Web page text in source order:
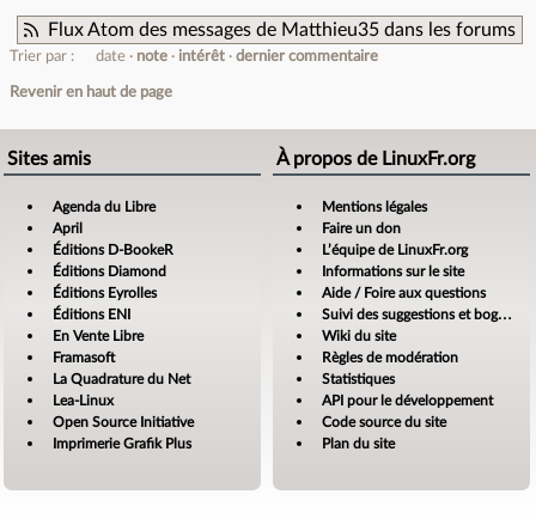
Flux Atom des messages de Matthieu35 dans les forums
Trier par : date note intérêt dernier commentaire
Revenir en haut de page
Sites amis
Agenda du Libre
April
Éditions D-BookeR
Éditions Diamond
Éditions Eyrolles
Éditions ENI
En Vente Libre
Framasoft
La Quadrature du Net
Lea-Linux
Open Source Initiative
Imprimerie Grafik Plus
À propos de LinuxFr.org
Mentions légales
Faire un don
L’équipe de LinuxFr.org
Informations sur le site
Aide / Foire aux questions
Suivi des suggestions et bogues
Wiki du site
Règles de modération
Statistiques
API pour le développement
Code source du site
Plan du site